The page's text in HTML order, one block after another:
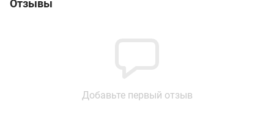
Отзывы
Добавьте первый отзыв